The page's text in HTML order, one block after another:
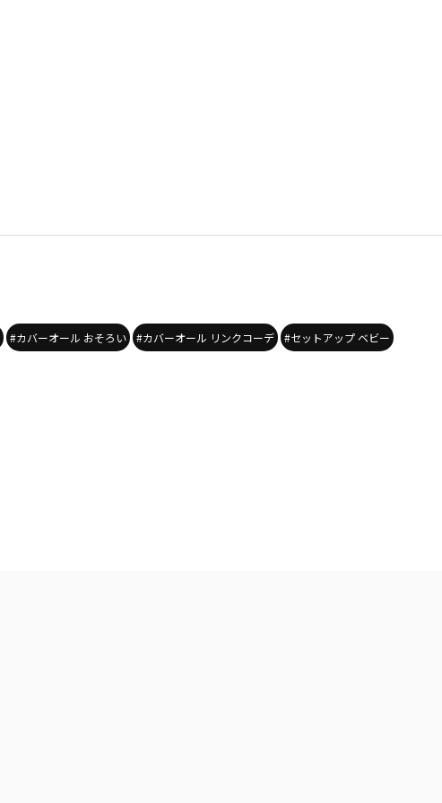
#カバーオール おそろい #カバーオール リンクコーデ #セットアップ ベビー